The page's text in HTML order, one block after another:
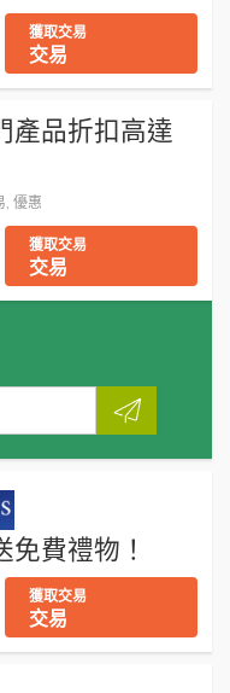
獲取交易
交易
品折扣高達
, 優惠
獲取交易
交易
費禮物！
獲取交易
交易